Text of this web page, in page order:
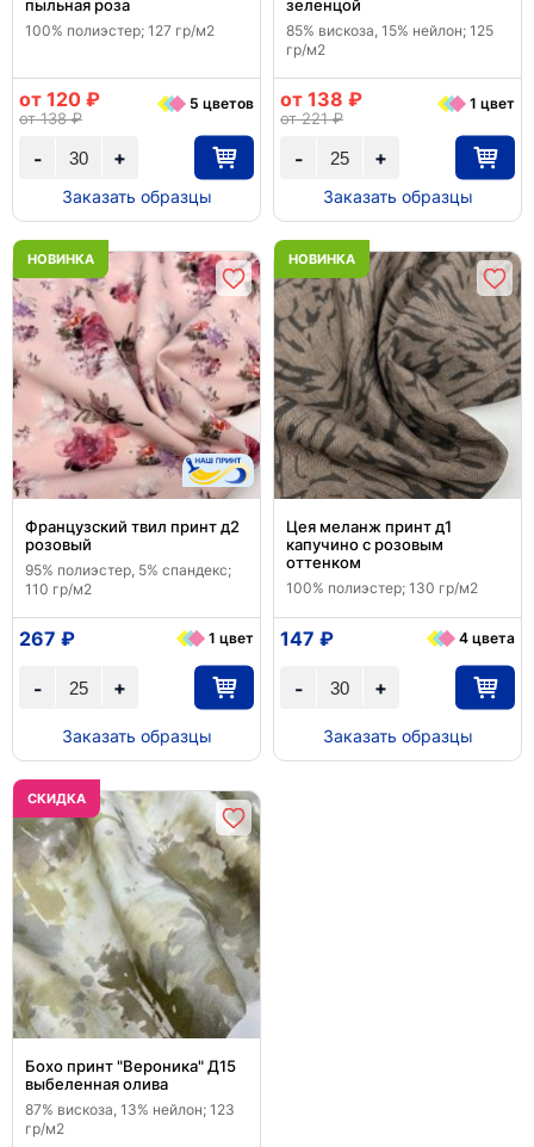
пыльная роза
100% полиэстер; 127 гр/м2
+
-
от 120 ₽
от 138 ₽
5 цветов
Заказать образцы
зеленцой
85% вискоза, 15% нейлон; 125
гр/м2
+
-
от 138 ₽
от 221 ₽
1 цвет
Заказать образцы
НОВИНКА
Французский твил принт д2
розовый
95% полиэстер, 5% спандекс;
110 гр/м2
+
-
267 ₽ 1 цвет
Заказать образцы
НОВИНКА
Цея меланж принт д1
капучино с розовым
оттенком
100% полиэстер; 130 гр/м2
+
-
147 ₽ 4 цвета
Заказать образцы
CКИДКА
Бохо принт "Вероника" Д15
выбеленная олива
87% вискоза, 13% нейлон; 123
гр/м2